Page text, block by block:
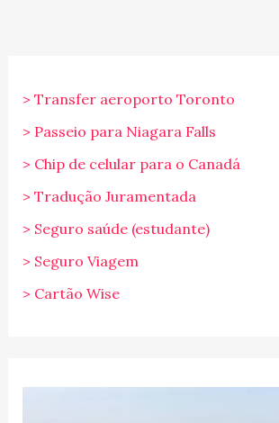
> Transfer aeroporto Toronto
> Passeio para Niagara Falls
> Chip de celular para o Canadá
> Tradução Juramentada
> Seguro saúde (estudante)
> Seguro Viagem
> Cartão Wise